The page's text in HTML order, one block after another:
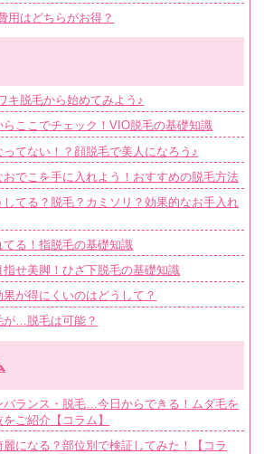
用はどちらがお得？
キ脱毛から始めてみよう♪
らここでチェック！VIO脱毛の基礎知識
てない！？顔脱毛で美人になろう♪
でこを手に入れよう！おすすめの脱毛方法
てる？脱毛？カミソリ？効果的なお手入れ
る！指脱毛の基礎知識
せ美脚！ひざ下脱毛の基礎知識
が得にくいのはどうして？
が…脱毛は可能？
バランス・脱毛…今日からできる！ムダ毛を
ご紹介【コラム】
になる？部位別で検証してみた！【コラ